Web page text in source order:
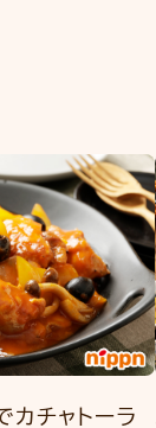
カチャトーラ